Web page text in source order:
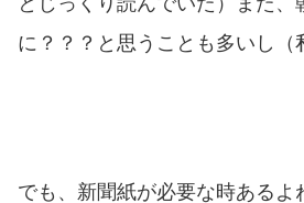
に？？？と思うことも多いし（
でも、新聞紙が必要な時あるよ